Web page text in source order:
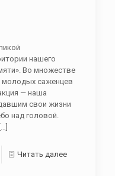
нашего
Во множестве
саженцев
— наша
свои жизни
над головой.
Читать далее